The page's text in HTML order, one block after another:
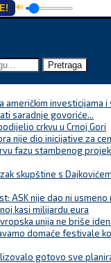
🔊
Pretraga
američkim investicijama i
saradnje govoriće...
crkvu u Crnoj Gori
nije dio inicijative za
fazu stambenog
skupštine s
ASK nije dao ni
kasi milijardu eura
unija ne briše
domaće festivale
gotovo sve